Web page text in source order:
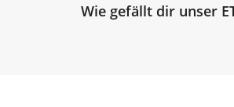
Wie gefällt dir unser